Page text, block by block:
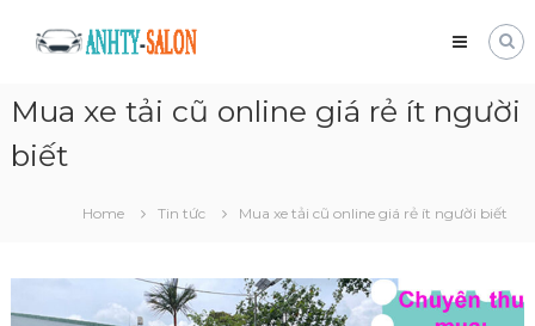
content
Mua
bán
tải
cũ
Giá
Mua xe tải cũ online giá rẻ ít người
biết
Home Tin tức Mua xe tải cũ online giá rẻ ít người biết